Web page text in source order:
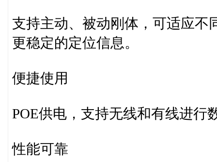
支持主动、被动刚体，可适应不
更稳定的定位信息。
便捷使用
POE供电，支持无线和有线进行
性能可靠